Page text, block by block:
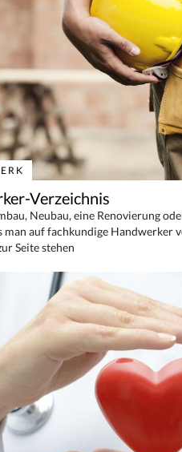
Verzeichnis
Neubau, eine Renovierung
man auf fachkundige Handwerker
Seite stehen